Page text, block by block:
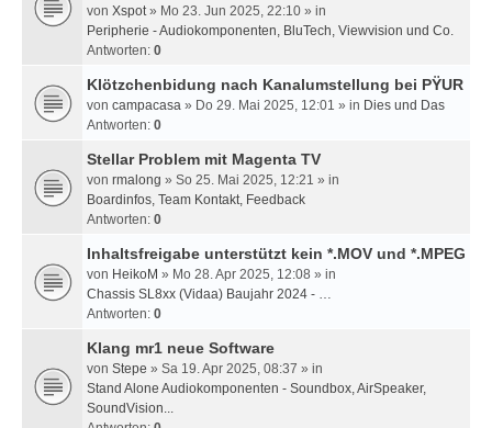
von Xspot» Mo 23. Jun 2025, 22:10 » in
Peripherie - Audiokomponenten, BluTech, Viewvision und Co.
Antworten: 0
Klötzchenbidung nach Kanalumstellung bei PŸUR
von campacasa » Do 29. Mai 2025, 12:01 » in Dies und Das
Antworten: 0
Stellar Problem mit Magenta TV
von rmalong » So 25. Mai 2025, 12:21 » in
Boardinfos, Team Kontakt, Feedback
Antworten: 0
Inhaltsfreigabe unterstützt kein *.MOV und *.MPEG
von HeikoM » Mo 28. Apr 2025, 12:08 » in
Chassis SL8xx (Vidaa) Baujahr 2024 - …
Antworten: 0
Klang mr1 neue Software
von Stepe » Sa 19. Apr 2025, 08:37 » in
Stand Alone Audiokomponenten - Soundbox, AirSpeaker,
SoundVision...